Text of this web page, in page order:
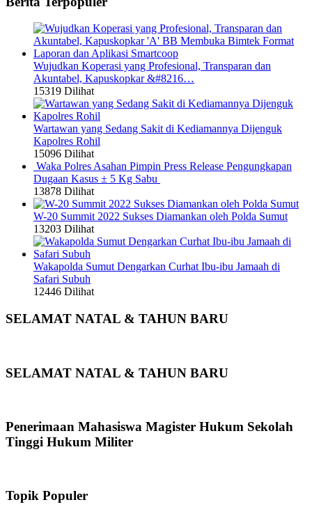
Wujudkan Koperasi yang Profesional, Transparan dan
Akuntabel, Kapuskopkar &#8216…
15319 Dilihat
Wartawan yang Sedang Sakit di Kediamannya Dijenguk
Kapolres Rohil
15096 Dilihat
Waka Polres Asahan Pimpin Press Release Pengungkapan
Dugaan Kasus ± 5 Kg Sabu
13878 Dilihat
W-20 Summit 2022 Sukses Diamankan oleh Polda Sumut
13203 Dilihat
Wakapolda Sumut Dengarkan Curhat Ibu-ibu Jamaah di
Safari Subuh
12446 Dilihat
SELAMAT NATAL & TAHUN BARU
SELAMAT NATAL & TAHUN BARU
Penerimaan Mahasiswa Magister Hukum Sekolah
Tinggi Hukum Militer
Topik Populer